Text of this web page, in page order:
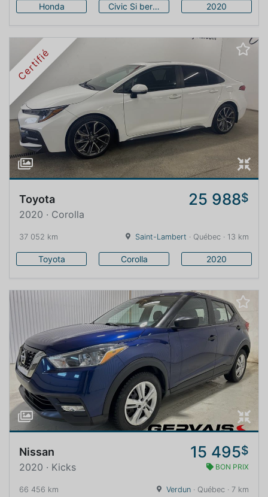
Honda Civic Si berline 2020
Certifié
Toyota 25 988$
2020 · Corolla
37 052 km Saint-Lambert · Québec · 13 km
Toyota Corolla 2020
Nissan 15 495$
2020 · Kicks BON PRIX
66 456 km Verdun · Québec · 7 km